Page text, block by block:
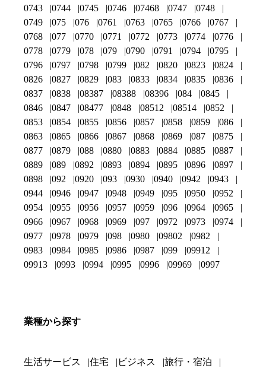
0743
0744 0745 0746 07468 0747
0748
0749
075 076 0761 0763 0765 0766
0767
0768
077 0770 0771 0772 0773 0774
0776
0778
0779 078 079 0790 0791 0794
0795
0796
0797 0798 0799 082 0820 0823
0824
0826
0827 0829 083 0833 0834 0835
0836
0837
0838 08387 08388 08396 084
0845
0846
0847 08477 0848 08512 08514
0852
0853
0854 0855 0856 0857 0858 0859
086
0863
0865 0866 0867 0868 0869 087
0875
0877
0879 088 0880 0883 0884 0885
0887
0889
089 0892 0893 0894 0895 0896
0897
0898
092 0920 093 0930 0940 0942
0943
0944
0946 0947 0948 0949 095 0950
0952
0954
0955 0956 0957 0959 096 0964
0965
0966
0967 0968 0969 097 0972 0973
0974
0977
0978 0979 098 0980 09802
0982
0983
0984 0985 0986 0987 099
09912
09913
0993 0994 0995 0996 09969 0997
業種から探す
生活サービス 住宅 ビジネス
旅行・宿泊